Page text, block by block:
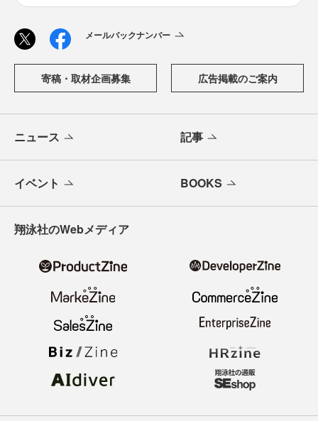
メールバックナンバー
寄稿・取材企画募集 広告掲載のご案内
ニュース 記事
イベント BOOKS
翔泳社のWebメディア